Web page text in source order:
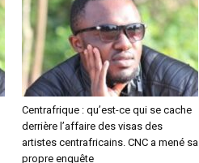
Centrafrique : qu’est-ce qui se cache
derrière l’affaire des visas des
artistes centrafricains. CNC a mené sa
propre enquête